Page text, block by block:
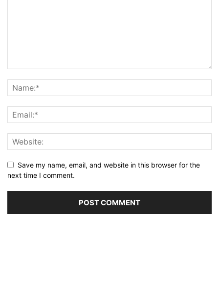
Save my name, email, and website in this browser for the
next time I comment.